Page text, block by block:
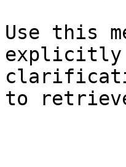
Use this
explicitly